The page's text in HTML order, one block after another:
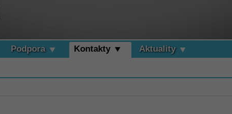
Podpora Kontakty Aktuality